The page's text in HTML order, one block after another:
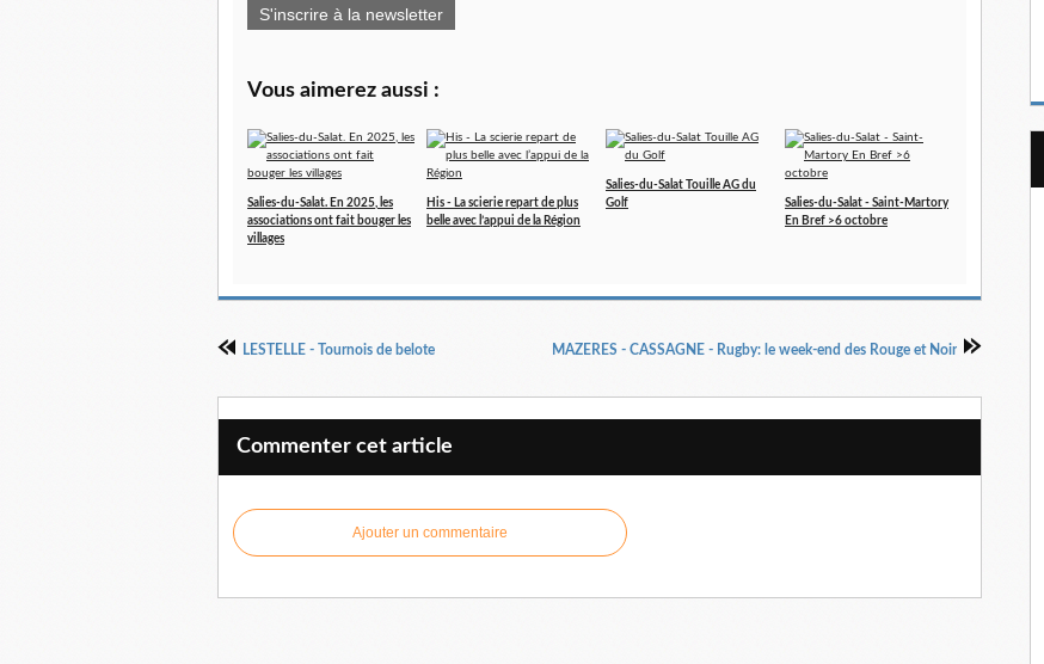
S'inscrire à la newsletter
Vous aimerez aussi :
Salies-du-Salat. En 2025, les
associations ont fait bouger les
villages
His - La scierie repart de plus
belle avec l’appui de la Région
Salies-du-Salat Touille AG du
Golf
Salies-du-Salat - Saint-Martory
En Bref >6 octobre
LESTELLE - Tournois de belote MAZERES - CASSAGNE - Rugby: le week-end des Rouge et Noir
Commenter cet article
Ajouter un commentaire